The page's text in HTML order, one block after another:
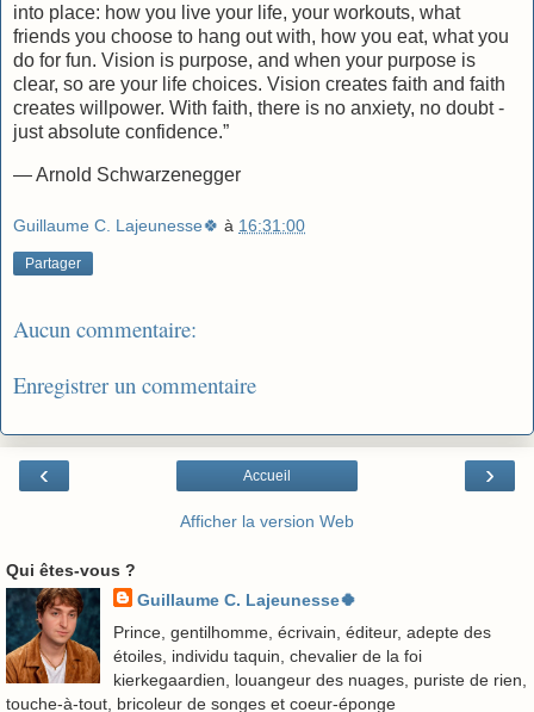
into place: how you live your life, your workouts, what
friends you choose to hang out with, how you eat, what you
do for fun. Vision is purpose, and when your purpose is
clear, so are your life choices. Vision creates faith and faith
creates willpower. With faith, there is no anxiety, no doubt -
just absolute confidence.”
— Arnold Schwarzenegger
Guillaume C. Lajeunesse🍀 à 16:31:00
Partager
Aucun commentaire:
Enregistrer un commentaire
‹ ›
Accueil
Afficher la version Web
Qui êtes-vous ?
Guillaume C. Lajeunesse🍀
Prince, gentilhomme, écrivain, éditeur, adepte des
étoiles, individu taquin, chevalier de la foi
kierkegaardien, louangeur des nuages, puriste de rien,
touche-à-tout, bricoleur de songes et coeur-éponge